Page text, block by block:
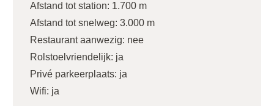
Afstand tot station: 1.700 m
Afstand tot snelweg: 3.000 m
Restaurant aanwezig: nee
Rolstoelvriendelijk: ja
Privé parkeerplaats: ja
Wifi: ja